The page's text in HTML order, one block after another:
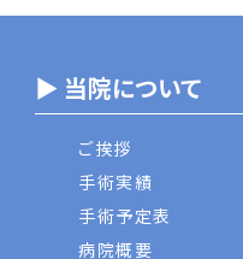
▶ 当院について
ご挨拶
手術実績
手術予定表
病院概要